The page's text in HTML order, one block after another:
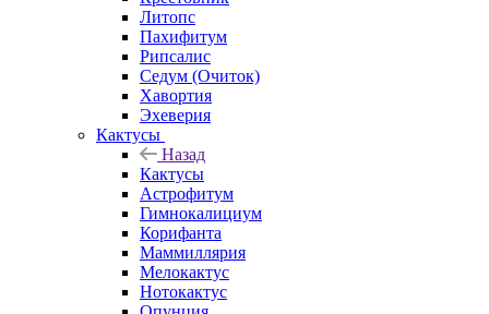
Литопс
Пахифитум
Рипсалис
Седум (Очиток)
Хавортия
Эхеверия
Кактусы
Назад
Кактусы
Астрофитум
Гимнокалициум
Корифанта
Маммиллярия
Мелокактус
Нотокактус